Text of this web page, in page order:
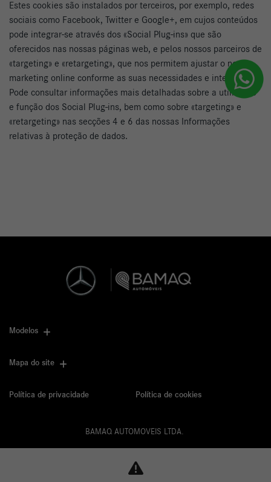
Estes cookies são instalados por terceiros, por exemplo, redes
sociais como Facebook, Twitter e Google+, em cujos conteúdos
pode integrar-se através dos «Social Plug-ins» que são
oferecidos nas nossas páginas web, e pelos nossos parceiros de
«targeting» e «retargeting», que nos permitem ajustar o nosso
marketing online conforme as suas necessidades e interesses.
Pode consultar informações mais detalhadas sobre a utilização
e função dos Social Plug-ins, bem como sobre «targeting» e
«retargeting» nas secções 4 e 6 das nossas Informações
relativas à proteção de dados.
Modelos
Mapa do site
Política de privacidade Política de cookies
BAMAQ AUTOMOVEIS LTDA.